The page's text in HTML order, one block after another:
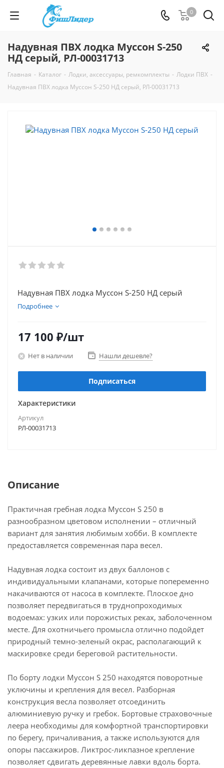
0
Надувная ПВХ лодка Муссон S-250
НД серый, РЛ-00031713
Главная - Каталог - Лодки, аксессуары, ремкомплекты - Лодки ПВХ -
Надувная ПВХ лодка Муссон S-250 НД серый, РЛ-00031713
Надувная ПВХ лодка Муссон S-250 НД серый
Подробнее
17 100 ₽/шт
Нет в наличии Нашли дешевле?
Подписаться
Характеристики
Артикул
РЛ-00031713
Описание
Практичная гребная лодка Муссон S 250 в
разнообразном цветовом исполнении – отличный
вариант для занятия любимым хобби. В комплекте
предоставляется современная пара весел.
Надувная лодка состоит из двух баллонов с
индивидуальными клапанами, которые попеременно
накачиваются от насоса в комплекте. Плоское дно
позволяет передвигаться в труднопроходимых
водоемах: узких или порожистых реках, заболоченном
месте. Для охотничьего промысла отлично подойдет
природный темно-зеленый окрас, располагающий к
маскировке среди береговой растительности.
По борту лодки Муссон S 250 находятся поворотные
уключины и крепления для весел. Разборная
конструкция весла позволяет отсоединить
алюминиевую ручку и гребок. Бортовые страховочные
леера необходимы для комфортной транспортировки
по берегу, причаливания, а также используются для
опоры пассажиров. Ликтрос-ликпазное крепление
позволяет сдвигать деревянные лавки вдоль борта.